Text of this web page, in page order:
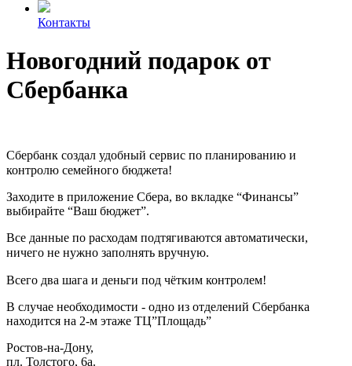
Контакты
Новогодний подарок от
Сбербанка
Сбербанк создал удобный сервис по планированию и
контролю семейного бюджета! ⠀
Заходите в приложение Сбера, во вкладке “Финансы”
выбирайте “Ваш бюджет”.
Все данные по расходам подтягиваются автоматически,
ничего не нужно заполнять вручную. ⠀
Всего два шага и деньги под чётким контролем!⠀
В случае необходимости - одно из отделений Сбербанка
находится на 2-м этаже ТЦ”Площадь”
Ростов-на-Дону,
пл. Толстого, 6a.